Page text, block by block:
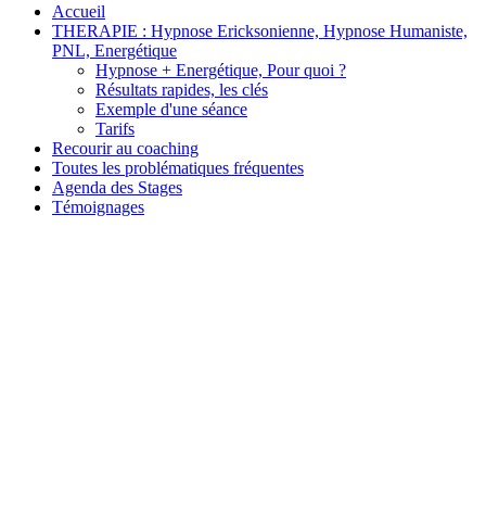
Accueil
THERAPIE : Hypnose Ericksonienne, Hypnose Humaniste,
PNL, Energétique
Hypnose + Energétique, Pour quoi ?
Résultats rapides, les clés
Exemple d'une séance
Tarifs
Recourir au coaching
Toutes les problématiques fréquentes
Agenda des Stages
Témoignages